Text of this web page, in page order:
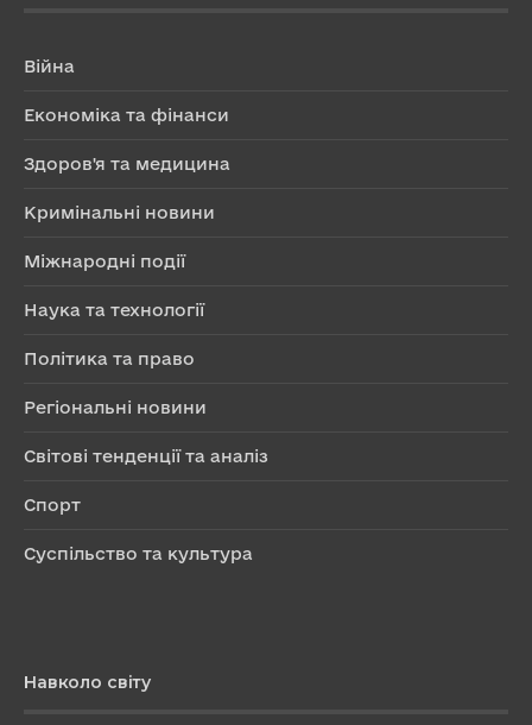
Війна
Економіка та фінанси
Здоров'я та медицина
Кримінальні новини
Міжнародні події
Наука та технології
Політика та право
Регіональні новини
Світові тенденції та аналіз
Спорт
Суспільство та культура
Навколо світу